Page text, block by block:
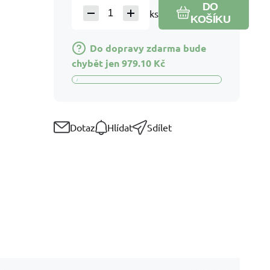
ks
DO
KOŠÍKU
Do dopravy zdarma bude
chybět jen979.10 Kč
Dotaz Hlídat Sdílet